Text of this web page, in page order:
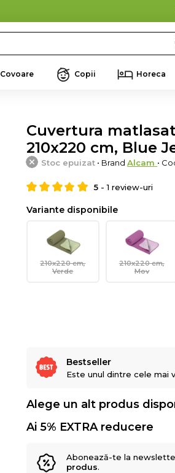
Covoare Copii Horeca
Cuvertura
210x220 cm, Blue
Stoc epuizat • BrandAlcam •
5 -1 review-uri
Variante disponibile
210x220 cm,
Verde
210x220 cm,
Mov
Bestseller
Este unul dintre cele mai
Alege un alt produs
Ai 5% EXTRA reducere
Abonează-te la
produs.